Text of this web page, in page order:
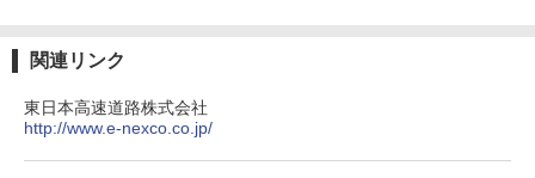
送
関連リンク
東日本高速道路株式会社
http://www.e-nexco.co.jp/